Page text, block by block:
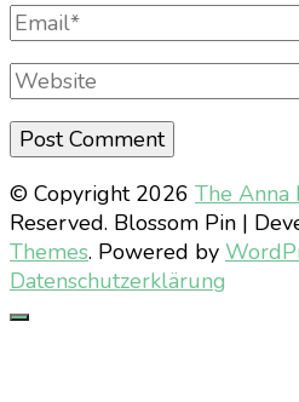
Email
Website
© Copyright 2026 The Anna
Reserved. Blossom Pin |
Themes. Powered by
Datenschutzerklärung